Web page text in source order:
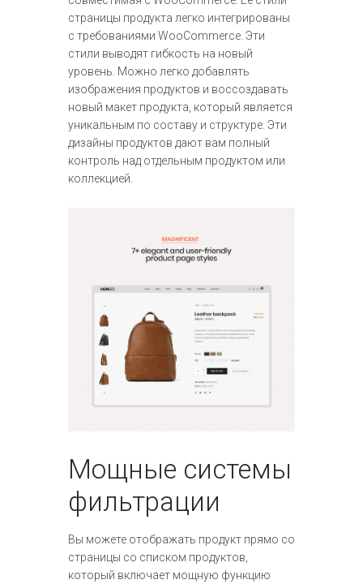
страницы продукта легко интегрированы
с требованиями WooCommerce. Эти
стили выводят гибкость на новый
уровень. Можно легко добавлять
изображения продуктов и воссоздавать
новый макет продукта, который является
уникальным по составу и структуре. Эти
дизайны продуктов дают вам полный
контроль над отдельным продуктом или
коллекцией.
Мощные системы
фильтрации
Вы можете отображать продукт прямо со
страницы со списком продуктов,
который включает мощную функцию